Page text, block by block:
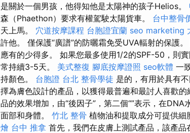
是關於一個男孩，他得知他是太陽神的孩子Helios。
森（Phaethon）要求有權駕駛太陽貨車。 台中整骨
天上馬。 穴道按摩課程 台胞證宜蘭 seo marketing
許他。 僅保護“廣譜”的防曬霜免受UVA輻射的保護
應有的少得多。 如果您最多使用1/2的SPF-50，則
常持續3-5天。 美式整復 腳底按摩證照 seo軟體 一
持顏色。 台胞證 台北 整骨學徒 是的，有用於具有
擇為膚色設計的產品，以獲得最普遍和最討人喜歡的
品的效果增加，由“後因子”，第二個“”表示，在
面部和身體。 竹北 整骨 植物油和提取成分可提供細
燴 台中 推拿 首先，我們在皮膚上測試產品，該產